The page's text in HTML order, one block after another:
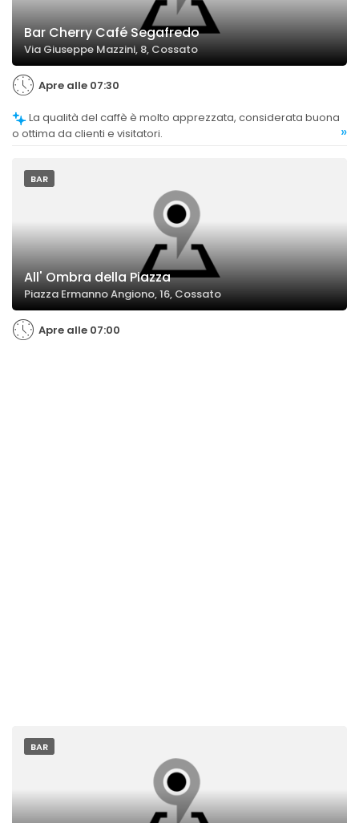
Bar Cherry Café Segafredo
Via Giuseppe Mazzini, 8, Cossato
Apre alle 07:30
o ottima da clienti e visitatori.
»
BAR
All' Ombra della Piazza
Piazza Ermanno Angiono, 16, Cossato
Apre alle 07:00
BAR